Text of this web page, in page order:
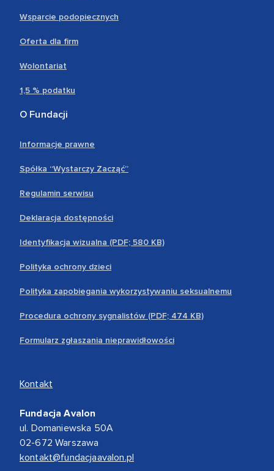
Wsparcie podopiecznych
Oferta dla firm
Wolontariat
1,5 % podatku
O Fundacji
Informacje prawne
Spółka “Wystarczy Zacząć”
Regulamin serwisu
Deklaracja dostępności
Identyfikacja wizualna (PDF; 580 KB)
Polityka ochrony dzieci
Polityka zapobiegania wykorzystywaniu seksualnemu
Procedura ochrony sygnalistów (PDF; 474 KB)
Formularz zgłaszania nieprawidłowości
Kontakt
Fundacja Avalon
ul. Domaniewska 50A
02-672 Warszawa
kontakt@fundacjaavalon.pl